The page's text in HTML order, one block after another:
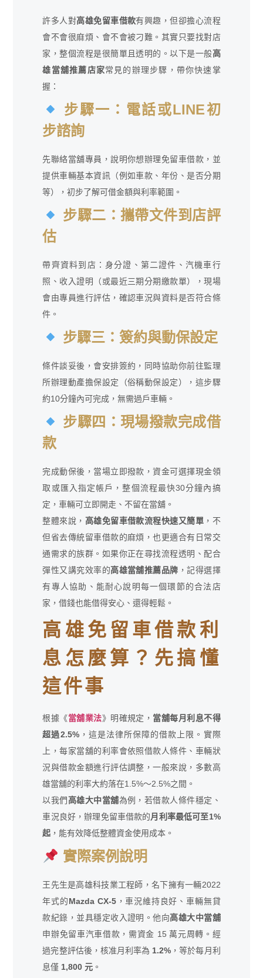
許多人對高雄免留車借款有興趣，但卻擔心流程
會不會很麻煩、會不會被刁難。其實只要找對店
家，整個流程是很簡單且透明的。以下是一般高
雄當舖推薦店家常見的辦理步驟，帶你快速掌
握：
步驟一：電話或LINE初
步諮詢
先聯絡當舖專員，說明你想辦理免留車借款，並
提供車輛基本資訊（例如車款、年份、是否分期
等），初步了解可借金額與利率範圍。
步驟二：攜帶文件到店評
估
帶齊資料到店：身分證、第二證件、汽機車行
照、收入證明（或最近三期分期繳款單），現場
會由專員進行評估，確認車況與資料是否符合條
件。
步驟三：簽約與動保設定
條件談妥後，會安排簽約，同時協助你前往監理
所辦理動產擔保設定（俗稱動保設定），這步驟
約10分鐘內可完成，無需過戶車輛。
步驟四：現場撥款完成借
款
完成動保後，當場立即撥款，資金可選擇現金領
取或匯入指定帳戶，整個流程最快30分鐘內搞
定，車輛可立即開走、不留在當舖。
整體來說， 高雄免留車借款流程快速又簡單 ，不
但省去傳統留車借款的麻煩，也更適合有日常交
通需求的族群。如果你正在尋找流程透明、配合
彈性又講究效率的高雄當舖推薦品牌 ，記得選擇
有專人協助、能耐心說明每一個環節的合法店
家，借錢也能借得安心、還得輕鬆。
高雄免留車借款利
息怎麼算？先搞懂
這件事
根據《當舖業法》明確規定， 當舖每月利息不得
超過2.5%，這是法律所保障的借款上限。實際
上，每家當舖的利率會依照借款人條件、車輛狀
況與借款金額進行評估調整，一般來說，多數高
雄當舖的利率大約落在1.5%～2.5%之間。
以我們高雄大中當舖為例，若借款人條件穩定、
車況良好，辦理免留車借款的月利率最低可至1%
起，能有效降低整體資金使用成本。
實際案例說明
王先生是高雄科技業工程師，名下擁有一輛2022
年式的Mazda CX-5，車況維持良好、車輛無貸
款紀錄，並具穩定收入證明。他向高雄大中當舖
申辦免留車汽車借款，需資金 15 萬元周轉。經
過完整評估後，核准月利率為 1.2% ，等於每月利
息僅 1,800 元 。